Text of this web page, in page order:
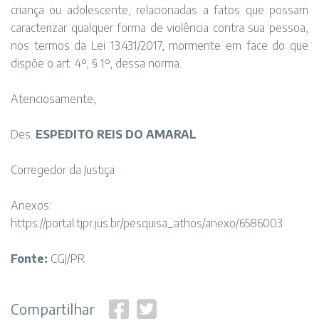
criança ou adolescente, relacionadas a fatos que possam
caracterizar qualquer forma de violência contra sua pessoa,
nos termos da Lei 13.431/2017, mormente em face do que
dispõe o art. 4º, § 1º, dessa norma.
Atenciosamente,
Des. ESPEDITO REIS DO AMARAL
Corregedor da Justiça
Anexos:
https://portal.tjpr.jus.br/pesquisa_athos/anexo/6586003
Fonte: CGJ/PR
Compartilhar